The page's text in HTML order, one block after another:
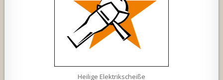
Heilige Elektrikscheiße